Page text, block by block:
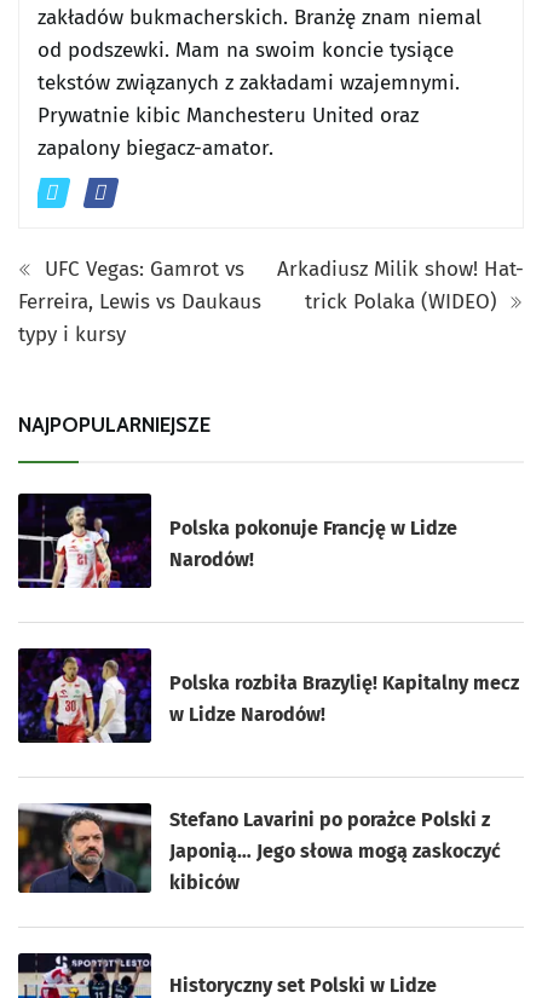
zakładów bukmacherskich. Branżę znam niemal
od podszewki. Mam na swoim koncie tysiące
tekstów związanych z zakładami wzajemnymi.
Prywatnie kibic Manchesteru United oraz
zapalony biegacz-amator.
UFC Vegas: Gamrot vs
Ferreira, Lewis vs Daukaus
typy i kursy
Arkadiusz Milik show! Hat-
trick Polaka (WIDEO)
NAJPOPULARNIEJSZE
Polska pokonuje Francję w Lidze
Narodów!
Polska rozbiła Brazylię! Kapitalny mecz
w Lidze Narodów!
Stefano Lavarini po porażce Polski z
Japonią… Jego słowa mogą zaskoczyć
kibiców
Historyczny set Polski w Lidze